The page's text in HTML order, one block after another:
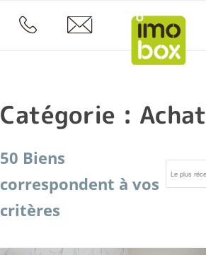
Catégorie : Achat
50 Biens
correspondent à vos
critères